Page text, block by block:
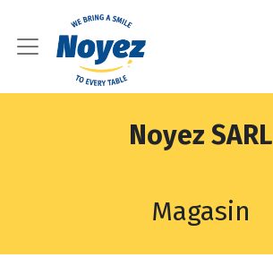
Noyez SARL
Magasin